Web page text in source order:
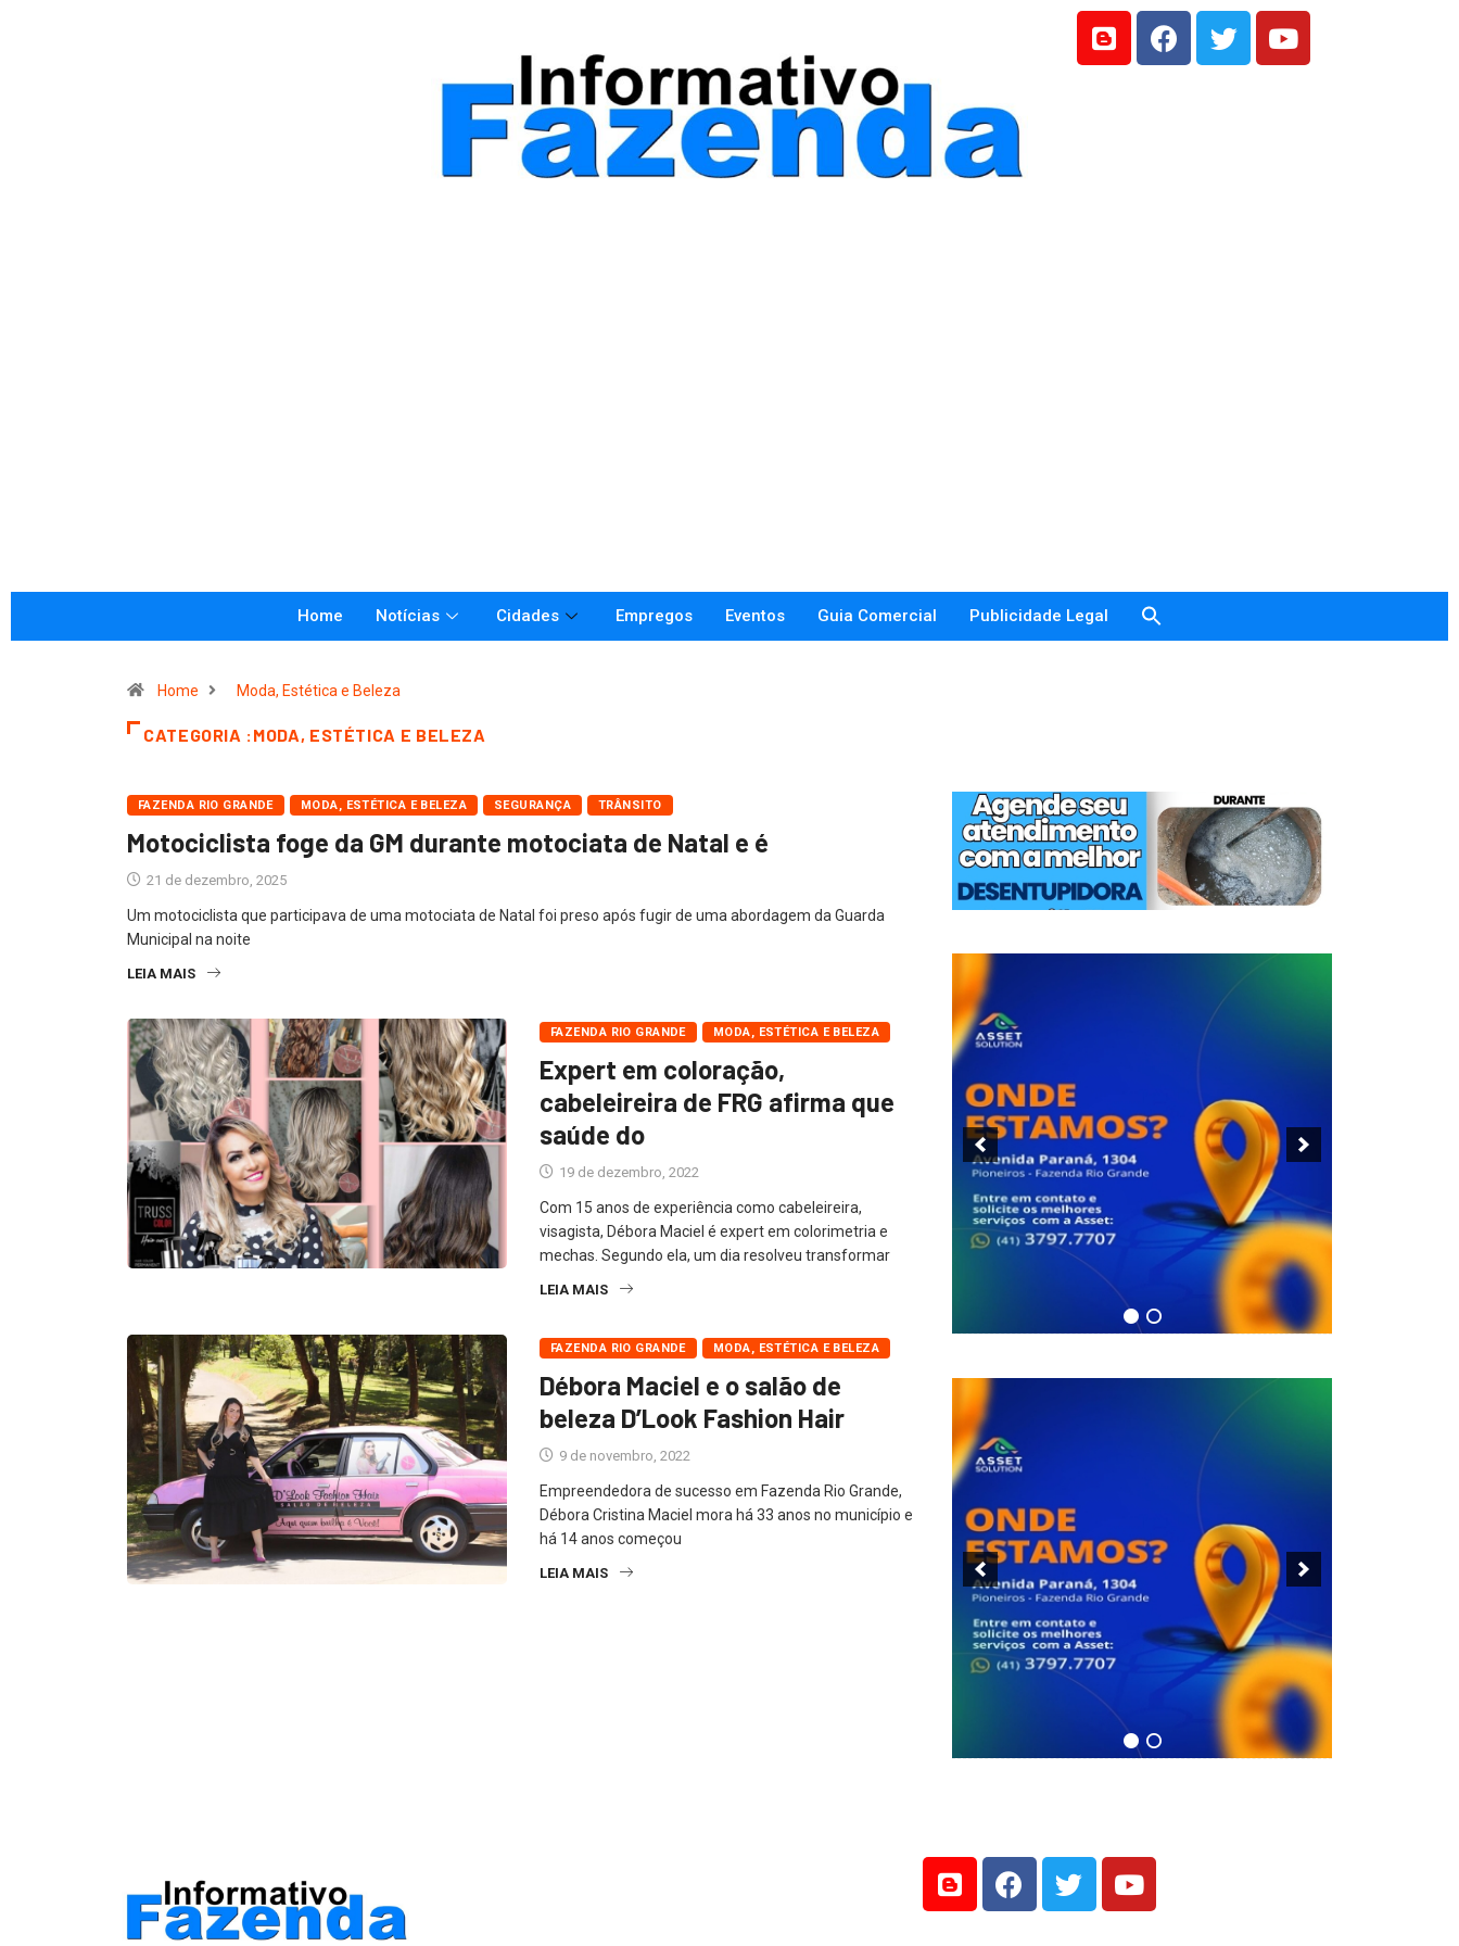
Home Notícias Cidades Empregos Eventos Guia Comercial Publicidade Legal
Home Moda, Estética e Beleza
CATEGORIA :MODA, ESTÉTICA E BELEZA
FAZENDA RIO GRANDE MODA, ESTÉTICA E BELEZA SEGURANÇA TRÂNSITO
Motociclista foge da GM durante motociata de Natal e é
21 de dezembro, 2025
Um motociclista que participava de uma motociata de Natal foi preso após fugir de uma abordagem da Guarda
Municipal na noite
LEIA MAIS
FAZENDA RIO GRANDE MODA, ESTÉTICA E BELEZA
Expert em coloração,
cabeleireira de FRG afirma que
saúde do
19 de dezembro, 2022
Com 15 anos de experiência como cabeleireira,
visagista, Débora Maciel é expert em colorimetria e
mechas. Segundo ela, um dia resolveu transformar
LEIA MAIS
FAZENDA RIO GRANDE MODA, ESTÉTICA E BELEZA
Débora Maciel e o salão de
beleza D’Look Fashion Hair
9 de novembro, 2022
Empreendedora de sucesso em Fazenda Rio Grande,
Débora Cristina Maciel mora há 33 anos no município e
há 14 anos começou
LEIA MAIS